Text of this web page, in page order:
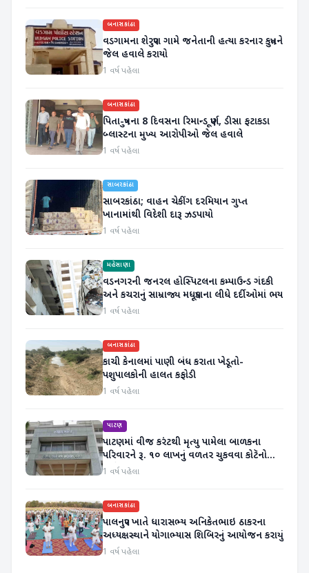
બનાસકાંઠા
વડગામના શેરપુરા ગામે જનેતાની હત્યા કરનાર કપુતને
જેલ હવાલે કરાયો
1 વર્ષ પહેલા
બનાસકાંઠા
પિતા-પુત્રના 8 દિવસના રિમાન્ડ પૂર્ણ, ડીસા ફટાકડા
બ્લાસ્ટના મુખ્ય આરોપીઓ જેલ હવાલે
1 વર્ષ પહેલા
સાબરકાંઠા
સાબરકાંઠા; વાહન ચેકીંગ દરમિયાન ગુપ્ત
ખાનામાંથી વિદેશી દારૂ ઝડપાયો
1 વર્ષ પહેલા
મહેસાણા
વડનગરની જનરલ હોસ્પિટલના કમ્પાઉન્ડ ગંદકી
અને કચરાનું સામ્રાજ્ય મધપૂડાના લીધે દર્દીઓમાં ભય
1 વર્ષ પહેલા
બનાસકાંઠા
કાચી કેનાલમાં પાણી બંધ કરાતા ખેડૂતો-
પશુપાલકોની હાલત કફોડી
1 વર્ષ પહેલા
પાટણ
પાટણમાં વીજ કરંટથી મૃત્યુ પામેલા બાળકના
પરિવારને રૂ. ૧૦ લાખનું વળતર ચુકવવા કોટૅનો
આદેશ
1 વર્ષ પહેલા
બનાસકાંઠા
પાલનપુર ખાતે ધારાસભ્ય અનિકેતભાઇ ઠાકરના
અધ્યક્ષસ્થાને યોગાભ્યાસ શિબિરનું આયોજન કરાયું
1 વર્ષ પહેલા